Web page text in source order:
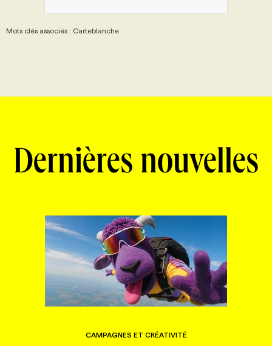
Mots clés associés : Carteblanche
Dernières nouvelles
CAMPAGNES ET CRÉATIVITÉ